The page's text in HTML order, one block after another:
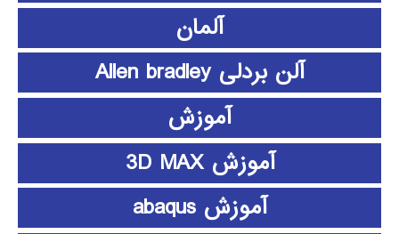
آلمان
آلن بردلی Allen bradley
آموزش
آموزش 3D MAX
آموزش abaqus